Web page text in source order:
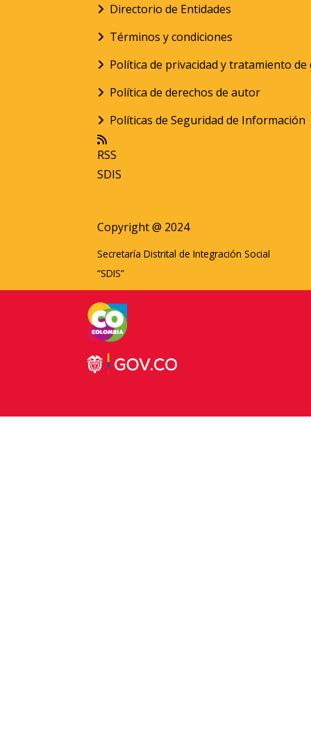
Directorio de Entidades
Términos y condiciones
Política de privacidad y tratamiento
Política de derechos de autor
Políticas de Seguridad de Información
RSS
SDIS
Copyright @ 2024
Secretaría Distrital de Integración Social
“SDIS”